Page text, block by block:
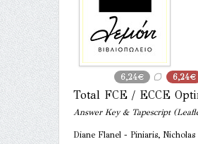
6,24€ 6,24€
Total FCE / ECCE
Answer Key & Tapescript
Diane Flanel - Piniaris, Nicholas